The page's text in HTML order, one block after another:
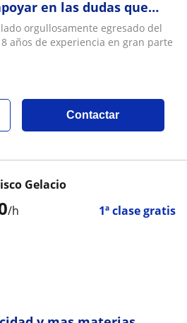
en las dudas que
area eléctrica
orgullosamente egresado del
años de experiencia en gran parte
Contactar
/h 1ª clase gratis
Gelacio